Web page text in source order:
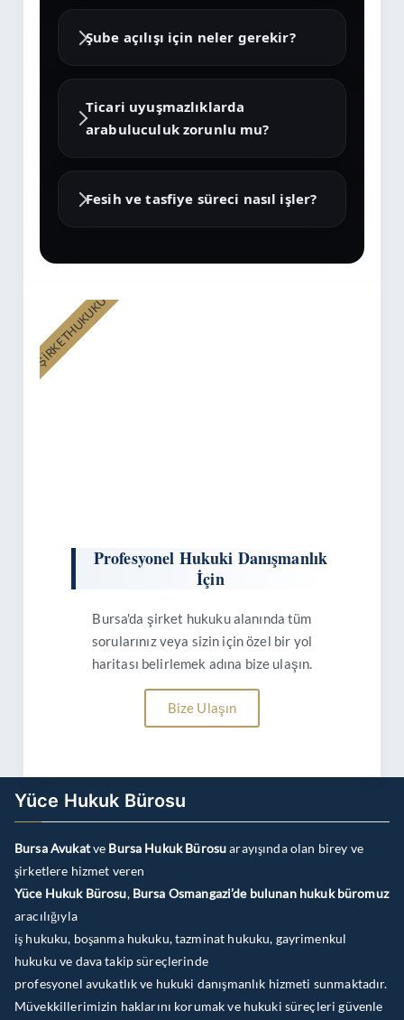
Şube açılışı için neler gerekir?
Ticari uyuşmazlıklarda
arabuluculuk zorunlu mu?
Fesih ve tasfiye süreci nasıl işler?
Profesyonel Hukuki Danışmanlık
İçin
Bursa'da şirket hukuku alanında tüm
sorularınız veya sizin için özel bir yol
haritası belirlemek adına bize ulaşın.
Bize Ulaşın
ŞİRKETHUKUKU
Yüce Hukuk Bürosu
Bursa Avukatve Bursa Hukuk Bürosuarayışında olan birey ve
şirketlere hizmet veren
Yüce Hukuk Bürosu, Bursa Osmangazi’de bulunan hukuk büromuz
aracılığıyla
iş hukuku, boşanma hukuku, tazminat hukuku, gayrimenkul
hukuku ve dava takip süreçlerinde
profesyonel avukatlık ve hukuki danışmanlık hizmeti sunmaktadır.
Müvekkillerimizin haklarını korumak ve hukuki süreçleri güvenle